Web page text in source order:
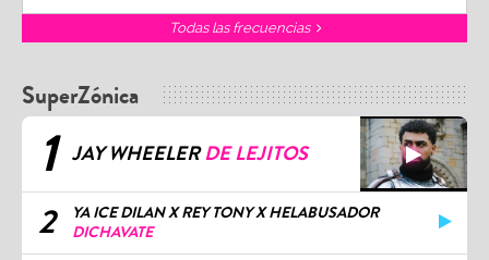
Todas las frecuencias
SuperZónica
1 JAY WHEELERDE LEJITOS
2
YA ICE DILAN X REY TONY X HELABUSADOR
DICHAVATE